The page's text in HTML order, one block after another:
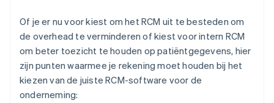
Of je er nu voor kiest om het RCM uit te besteden om
de overhead te verminderen of kiest voor intern RCM
om beter toezicht te houden op patiëntgegevens, hier
zijn punten waarmee je rekening moet houden bij het
kiezen van de juiste RCM-software voor de
onderneming: